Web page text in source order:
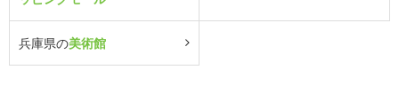
兵庫県の美術館